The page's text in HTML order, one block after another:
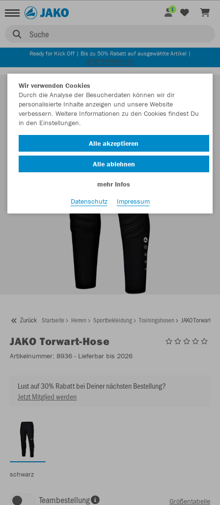
Suche
1
Ready for Kick Off | Bis zu 50% Rabatt auf ausgewählte Artikel |
JETZT ENTDECKEN
Zurück Startseite Herren Sportbekleidung Trainingshosen JAKO Torwart-
JAKO Torwart-Hose
Artikelnummer: 8936 - Lieferbar bis 2026
Lust auf 30% Rabatt bei Deiner nächsten Bestellung?
Jetzt Mitglied werden
schwarz
Teambestellung Größentabelle
Wir verwenden Cookies
Durch die Analyse der Besucherdaten können wir dir
personalisierte Inhalte anzeigen und unsere Website
verbessern. Weitere Informationen zu den Cookies findest Du
in den Einstellungen.
Alle akzeptieren
Alle ablehnen
mehr Infos
Datenschutz
Impressum